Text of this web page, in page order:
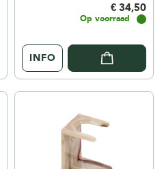
€ 34,50
Op voorraad
INFO